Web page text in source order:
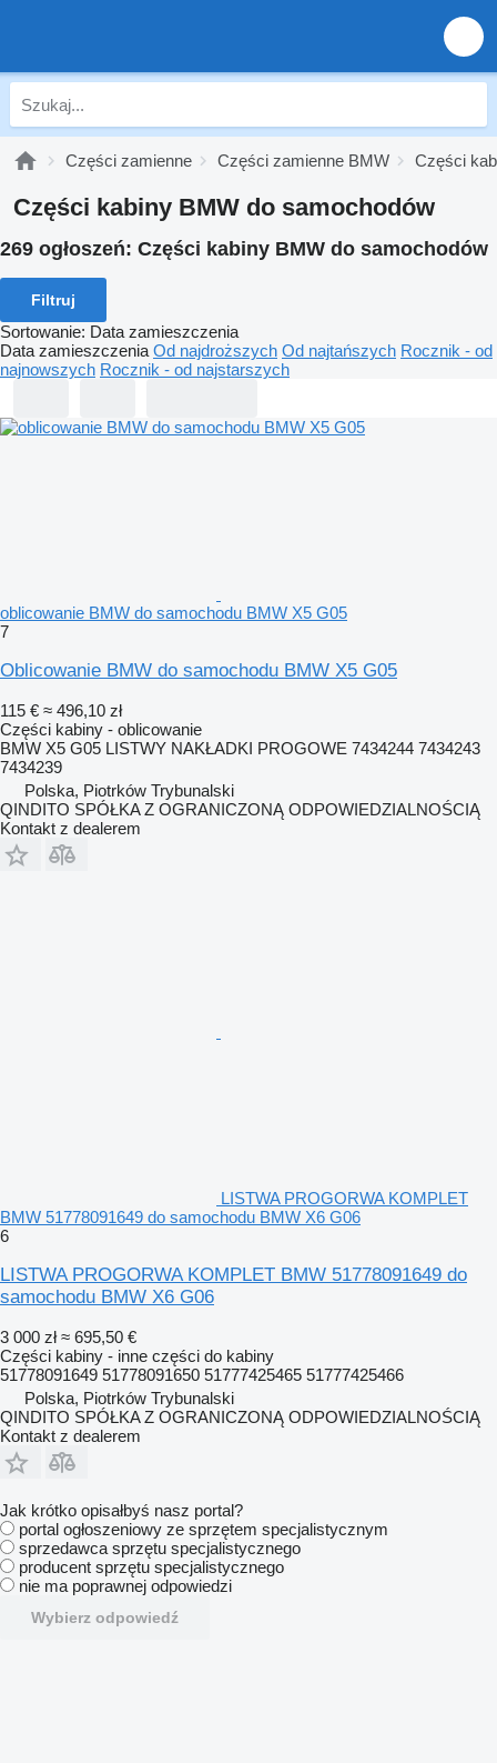
Części zamienne Części zamienne BMW Części
Części kabiny BMW do samochodów
269 ogłoszeń: Części kabiny BMW do samochodów
Filtruj
Sortowanie: Data zamieszczenia
Data zamieszczenia Od najdroższych Od najtańszych Rocznik - od
najnowszych Rocznik - od najstarszych
oblicowanie BMW do samochodu BMW X5 G05
7
Oblicowanie BMW do samochodu BMW X5 G05
115 € ≈ 496,10 zł
Części kabiny - oblicowanie
BMW X5 G05 LISTWY NAKŁADKI PROGOWE 7434244 7434243
7434239
Polska, Piotrków Trybunalski
QINDITO SPÓŁKA Z OGRANICZONĄ ODPOWIEDZIALNOŚCIĄ
Kontakt z dealerem
LISTWA PROGORWA KOMPLET
BMW 51778091649 do samochodu BMW X6 G06
6
LISTWA PROGORWA KOMPLET BMW 51778091649 do
samochodu BMW X6 G06
3 000 zł ≈ 695,50 €
Części kabiny - inne części do kabiny
51778091649 51778091650 51777425465 51777425466
Polska, Piotrków Trybunalski
QINDITO SPÓŁKA Z OGRANICZONĄ ODPOWIEDZIALNOŚCIĄ
Kontakt z dealerem
Jak krótko opisałbyś nasz portal?
portal ogłoszeniowy ze sprzętem specjalistycznym
sprzedawca sprzętu specjalistycznego
producent sprzętu specjalistycznego
nie ma poprawnej odpowiedzi
Wybierz odpowiedź